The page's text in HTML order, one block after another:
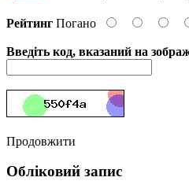
Рейтинг Погано
Введіть код, вказаний на
Продовжити
Обліковий запис